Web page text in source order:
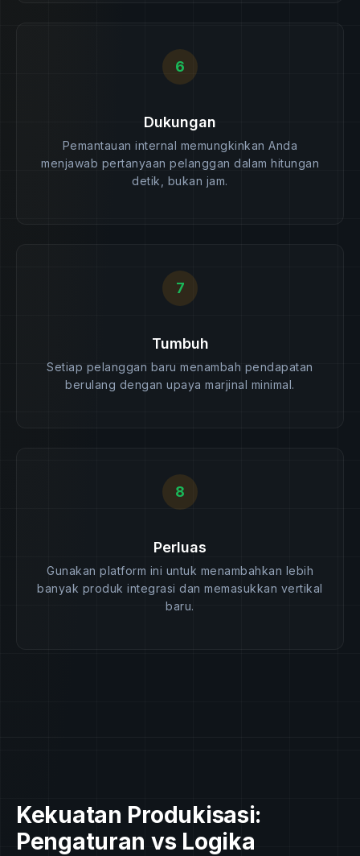
6
Dukungan
Pemantauan internal memungkinkan Anda
menjawab pertanyaan pelanggan dalam hitungan
detik, bukan jam.
7
Tumbuh
Setiap pelanggan baru menambah pendapatan
berulang dengan upaya marjinal minimal.
8
Perluas
Gunakan platform ini untuk menambahkan lebih
banyak produk integrasi dan memasukkan vertikal
baru.
Kekuatan Produkisasi:
Pengaturan vs Logika